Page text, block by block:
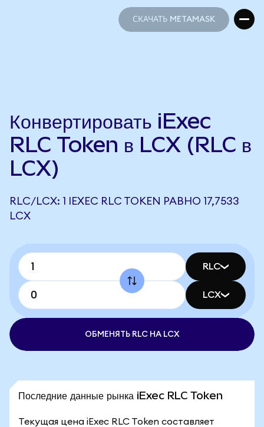
СКАЧАТЬ METAMASK
Конвертировать iExec
RLC Token в LCX (RLC в
LCX)
RLC/LCX: 1 IEXEC RLC TOKEN РАВНО 17,7533
LCX
RLC
LCX
ОБМЕНЯТЬ RLC НА LCX
Последние данные рынка iExec RLC Token
Текущая цена iExec RLC Token составляет